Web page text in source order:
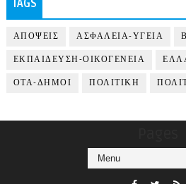
TAGS
ΑΠΟΨΕΙΣ ΑΣΦΑΛΕΙΑ-ΥΓΕΙΑ
ΕΚΠΑΙΔΕΥΣΗ-ΟΙΚΟΓΕΝΕΙΑ
ΟΤΑ-ΔΗΜΟΙ ΠΟΛΙΤΙΚΗ